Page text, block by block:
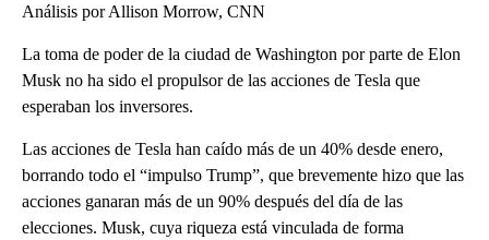
Análisis por Allison Morrow, CNN
La toma de poder de la ciudad de Washington por parte de Elon
Musk no ha sido el propulsor de las acciones de Tesla que
esperaban los inversores.
Las acciones de Tesla han caído más de un 40% desde enero,
borrando todo el “impulso Trump”, que brevemente hizo que las
acciones ganaran más de un 90% después del día de las
elecciones. Musk, cuya riqueza está vinculada de forma